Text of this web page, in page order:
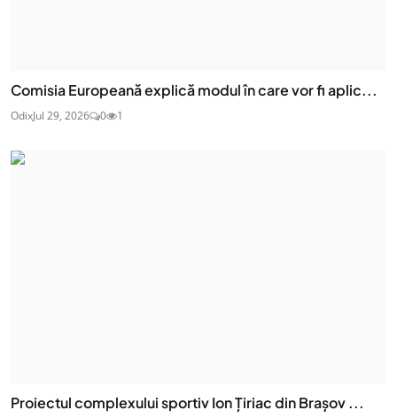
Comisia Europeană explică modul în care vor fi aplic...
OdixJul 29, 2026 0 1
Proiectul complexului sportiv Ion Țiriac din Brașov ...